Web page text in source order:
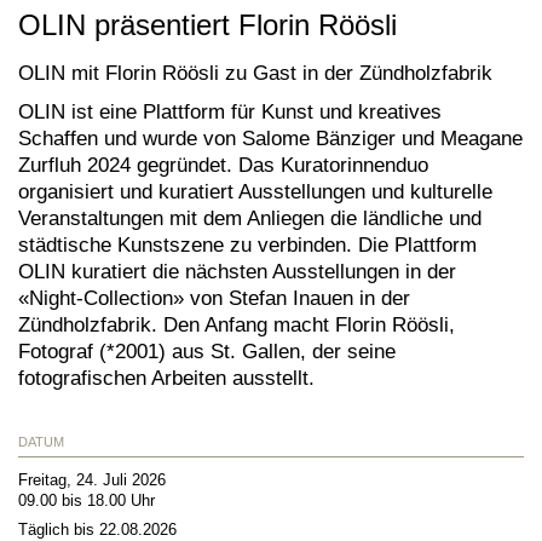
OLIN präsentiert Florin Röösli
OLIN mit Florin Röösli zu Gast in der Zündholzfabrik
OLIN ist eine Plattform für Kunst und kreatives
Schaffen und wurde von Salome Bänziger und Meagane
Zurfluh 2024 gegründet. Das Kuratorinnenduo
organisiert und kuratiert Ausstellungen und kulturelle
Veranstaltungen mit dem Anliegen die ländliche und
städtische Kunstszene zu verbinden. Die Plattform
OLIN kuratiert die nächsten Ausstellungen in der
«Night-Collection» von Stefan Inauen in der
Zündholzfabrik. Den Anfang macht Florin Röösli,
Fotograf (*2001) aus St. Gallen, der seine
fotografischen Arbeiten ausstellt.
DATUM
Freitag, 24. Juli 2026
09.00 bis 18.00 Uhr
Täglich bis 22.08.2026